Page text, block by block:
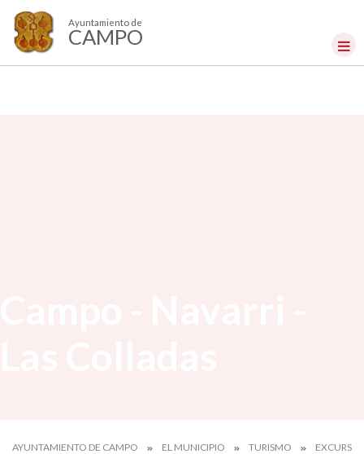
Ayuntamiento de
CAMPO
AYUNTAMIENTO DE CAMPO EL MUNICIPIO TURISMO